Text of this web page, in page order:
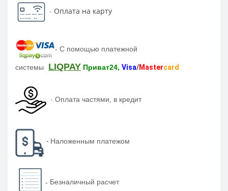
- Оплата на карту
- С помощью платежной
системы LIQPAY Приват24, Visa/Mastercard
- Оплата частями, в кредит
- Наложенным платежом
- Безналичный расчет